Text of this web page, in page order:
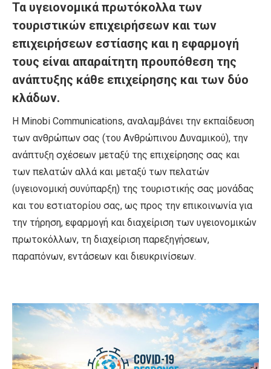
Τα υγειονομικά πρωτόκολλα των
τουριστικών επιχειρήσεων και των
επιχειρήσεων εστίασης και η εφαρμογή
τους είναι απαραίτητη προυπόθεση της
ανάπτυξης κάθε επιχείρησης και των δύο
κλάδων.
Η Minobi Communications, αναλαμβάνει την εκπαίδευση
των ανθρώπων σας (του Ανθρώπινου Δυναμικού), την
ανάπτυξη σχέσεων μεταξύ της επιχείρησης σας και
των πελατών αλλά και μεταξύ των πελατών
(υγειονομική συνύπαρξη) της τουριστικής σας μονάδας
και του εστιατορίου σας, ως προς την επικοινωνία για
την τήρηση, εφαρμογή και διαχείριση των υγειονομικών
πρωτοκόλλων, τη διαχείριση παρεξηγήσεων,
παραπόνων, εντάσεων και διευκρινίσεων.